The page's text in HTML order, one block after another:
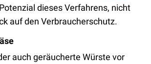
dieses Verfahrens, nicht
auf den Verbraucherschutz.
auch geräucherte Würste vor